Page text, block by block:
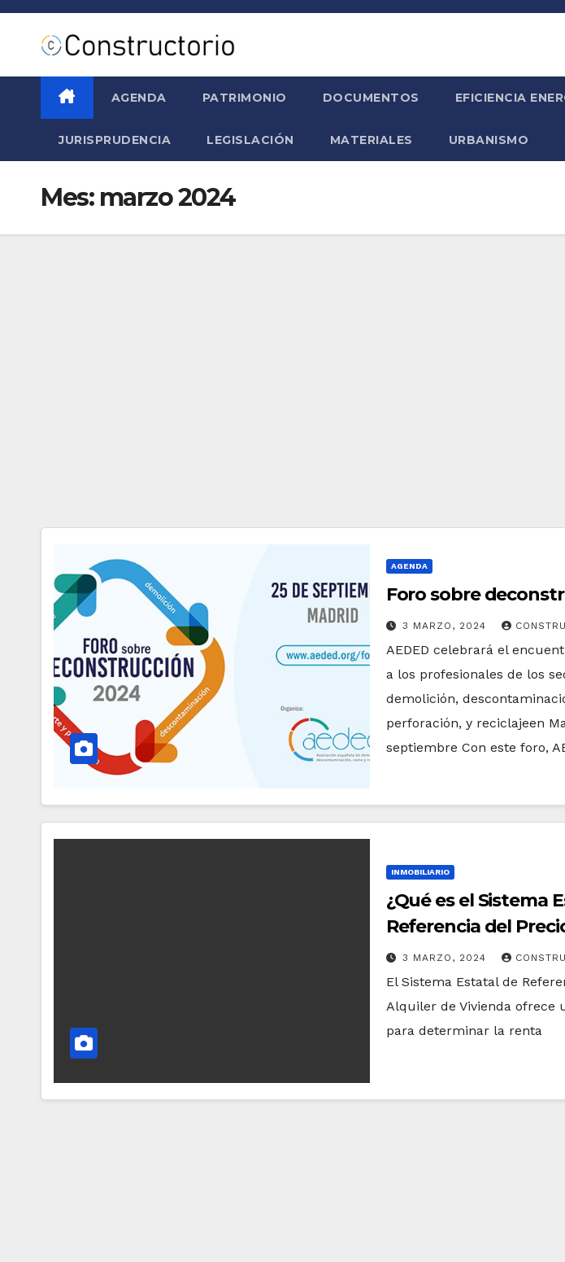
Saltar
contenido
AGENDA PATRIMONIO DOCUMENTOS EFICIENCIA
JURISPRUDENCIA LEGISLACIÓN MATERIALES URBANISMO
Mes: marzo 2024
AGENDA
Foro sobre
3 MARZO, 2024
AEDED celebrará el
a los profesionales de los
demolición,
perforación, y reciclajeen
septiembre Con este foro,
INMOBILIARIO
¿Qué es el Sistema
Referencia del
de Vivienda?
3 MARZO, 2024
El Sistema Estatal de
Alquiler de Vivienda ofrece
para determinar la renta